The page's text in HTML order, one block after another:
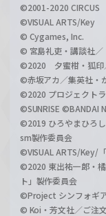
©2001-2020 CIRCUS
©VISUAL ARTS/Key
© Cygames, Inc.
© 宮島礼吏・講談社／
©2020 夕蜜柑・狐印
©赤坂アカ／集英社・
©2020 プロジェクト
©SUNRISE ©BANDAI
©2019 ひろやまひろ
sm製作委員会
©VISUAL ARTS/Key/
©2020 東出祐一郎・
ト」製作委員会
©Project シンフォギ
© Koi・芳文社／ご注